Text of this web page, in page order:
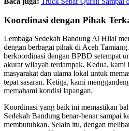
Koordinasi dengan Pihak
Lembaga Sedekah Bandung Al Hilal
dengan berbagai pihak di Aceh
berkoordinasi dengan BPBD setempat
akurat wilayah terdampak. Kedua, kami
masyarakat dan ulama lokal untuk
tepat sasaran. Ketiga, kami
memahami kondisi lapangan.
Koordinasi yang baik ini memastikan
Sedekah Bandung benar-benar sampai
membutuhkan. Selain itu, dengan